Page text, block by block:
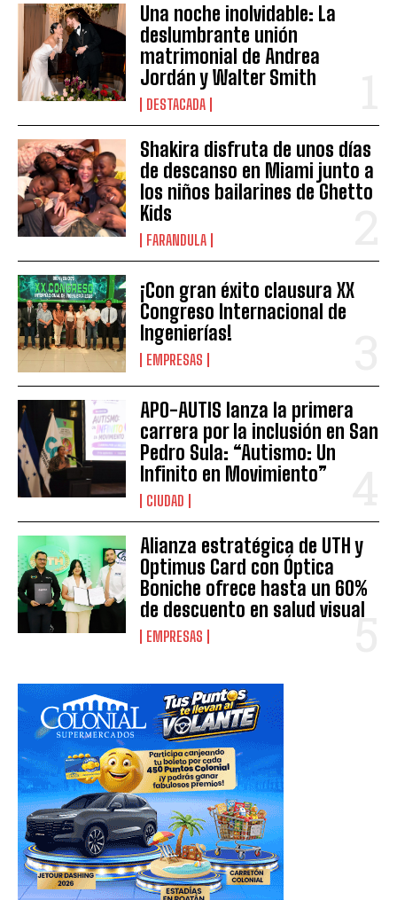
Una noche inolvidable: La
deslumbrante unión
matrimonial de Andrea
Jordán y Walter Smith
DESTACADA
Shakira disfruta de unos días
de descanso en Miami junto a
los niños bailarines de Ghetto
Kids
FARANDULA
¡Con gran éxito clausura XX
Congreso Internacional de
Ingenierías!
EMPRESAS
APO-AUTIS lanza la primera
carrera por la inclusión en San
Pedro Sula: “Autismo: Un
Infinito en Movimiento”
CIUDAD
Alianza estratégica de UTH y
Optimus Card con Óptica
Boniche ofrece hasta un 60%
de descuento en salud visual
EMPRESAS